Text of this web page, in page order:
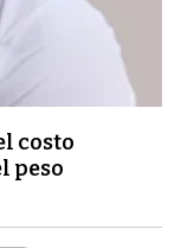
costo
peso